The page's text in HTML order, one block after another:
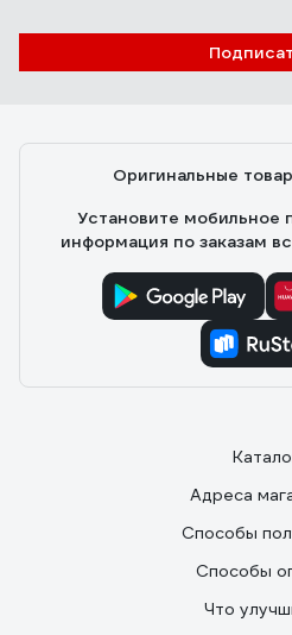
Отзыв о миниканале Экопласт
15х10 мм 2 м 77000BG-2
Оригинальные
Установите мобильное
информация по заказам
Адреса
Способы
Способы
Что